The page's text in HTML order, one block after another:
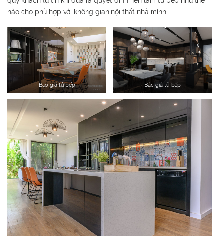
nào cho phù hợp với không gian nội thất nhà mình.
Báo giá tủ bếp Báo giá tủ bếp